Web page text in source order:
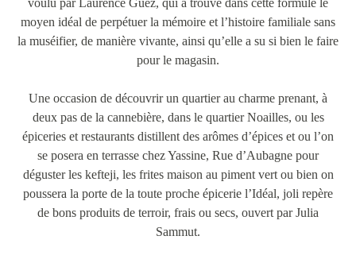
voulu par Laurence Guez, qui a trouvé dans cette formule le
moyen idéal de perpétuer la mémoire et l’histoire familiale sans
la muséifier, de manière vivante, ainsi qu’elle a su si bien le faire
pour le magasin.
Une occasion de découvrir un quartier au charme prenant, à
deux pas de la cannebière, dans le quartier Noailles, ou les
épiceries et restaurants distillent des arômes d’épices et ou l’on
se posera en terrasse chez Yassine, Rue d’Aubagne pour
déguster les kefteji, les frites maison au piment vert ou bien on
poussera la porte de la toute proche épicerie l’Idéal, joli repère
de bons produits de terroir, frais ou secs, ouvert par Julia
Sammut.